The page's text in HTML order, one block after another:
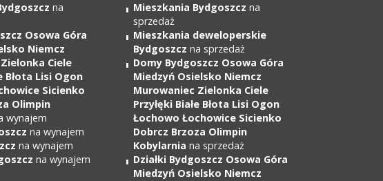
na
Osowa Góra
Niemcz
Ciele
Błota Lisi Ogon
Sicienko
Olimpin
wynajem
na wynajem
na wynajem
na wynajem
Mieszkania Bydgoszcz na
sprzedaż
Mieszkania deweloperskie
Bydgoszcz na sprzedaż
Domy Bydgoszcz Osowa Góra
Miedzyń Osielsko Niemcz
Murowaniec Zielonka Ciele
Przyłęki Białe Błota Lisi Ogon
Łochowo Łochowice Sicienko
Dobrcz Brzoza Olimpin
Kobylarnia na sprzedaż
Działki Bydgoszcz Osowa Góra
Miedzyń Osielsko Niemcz